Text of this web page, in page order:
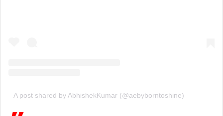
A post shared by AbhishekKumar (@aebyborntoshine)